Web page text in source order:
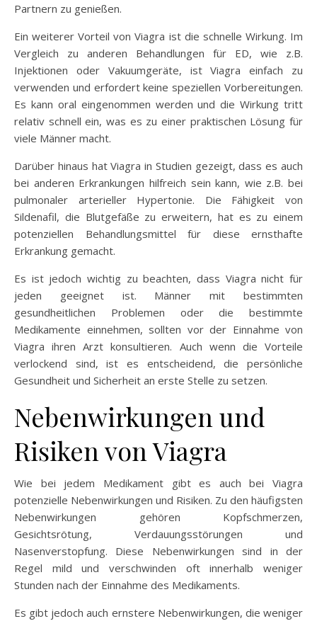
Partnern zu genießen.
Ein weiterer Vorteil von Viagra ist die schnelle Wirkung. Im
Vergleich zu anderen Behandlungen für ED, wie z.B.
Injektionen oder Vakuumgeräte, ist Viagra einfach zu
verwenden und erfordert keine speziellen Vorbereitungen.
Es kann oral eingenommen werden und die Wirkung tritt
relativ schnell ein, was es zu einer praktischen Lösung für
viele Männer macht.
Darüber hinaus hat Viagra in Studien gezeigt, dass es auch
bei anderen Erkrankungen hilfreich sein kann, wie z.B. bei
pulmonaler arterieller Hypertonie. Die Fähigkeit von
Sildenafil, die Blutgefäße zu erweitern, hat es zu einem
potenziellen Behandlungsmittel für diese ernsthafte
Erkrankung gemacht.
Es ist jedoch wichtig zu beachten, dass Viagra nicht für
jeden geeignet ist. Männer mit bestimmten
gesundheitlichen Problemen oder die bestimmte
Medikamente einnehmen, sollten vor der Einnahme von
Viagra ihren Arzt konsultieren. Auch wenn die Vorteile
verlockend sind, ist es entscheidend, die persönliche
Gesundheit und Sicherheit an erste Stelle zu setzen.
Nebenwirkungen und
Risiken von Viagra
Wie bei jedem Medikament gibt es auch bei Viagra
potenzielle Nebenwirkungen und Risiken. Zu den häufigsten
Nebenwirkungen gehören Kopfschmerzen,
Gesichtsrötung, Verdauungsstörungen und
Nasenverstopfung. Diese Nebenwirkungen sind in der
Regel mild und verschwinden oft innerhalb weniger
Stunden nach der Einnahme des Medikaments.
Es gibt jedoch auch ernstere Nebenwirkungen, die weniger